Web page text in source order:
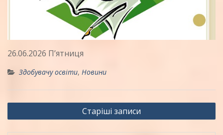
26.06.2026 П’ятниця
Здобувачу освіти, Новини
Навігація
записів
Старіші записи